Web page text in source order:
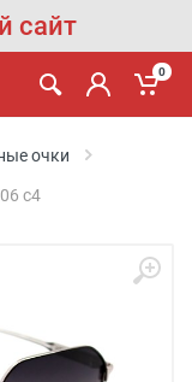
сайт
0
очки
с4